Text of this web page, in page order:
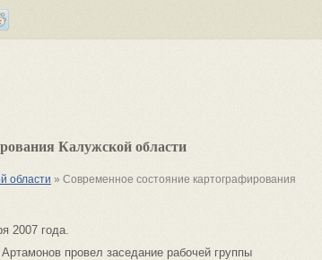
Калужской области
области » Современное состояние картографирования
2007 года.
провел заседание рабочей группы